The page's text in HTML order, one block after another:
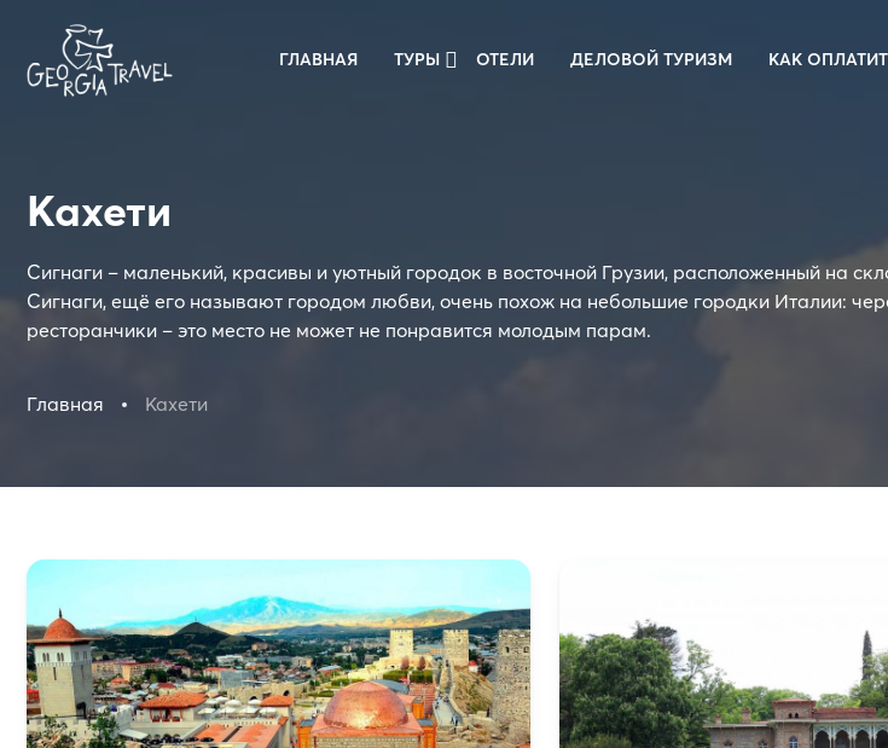
ГЛАВНАЯ ТУРЫ ОТЕЛИ ДЕЛОВОЙ ТУРИЗМ КАК
Кахети
Сигнаги – маленький, красивы и уютный городок в восточной Грузии, расположенный на
Сигнаги, ещё его называют городом любви, очень похож на небольшие городки Италии:
ресторанчики – это место не может не понравится молодым парам.
Главная Кахети